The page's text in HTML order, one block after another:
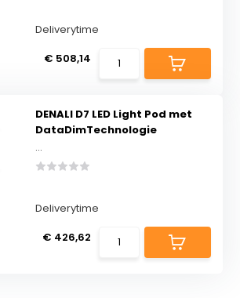
Deliverytime
€ 508,14
DENALI D7 LED Light Pod met
DataDimTechnologie
...
Deliverytime
€ 426,62